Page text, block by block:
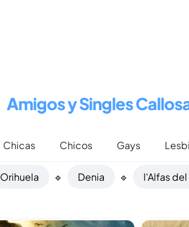
Amigos y Singles
Chicas Chicos Gays
Orihuela 🔹 Denia 🔹 l'Alfas del